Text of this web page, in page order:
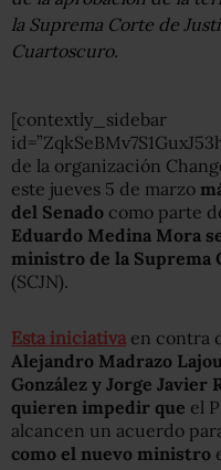
la Suprema Corte de
Cuartoscuro.
[contextly_sidebar
de la organización
este jueves 5 de marzo
del Senado como parte
Eduardo Medina Mora
ministro de la Suprema
(SCJN).
Esta iniciativaen contra
Alejandro Madrazo
González y Jorge Javier
quieren impedir que el
alcancen un acuerdo
como el nuevo ministro